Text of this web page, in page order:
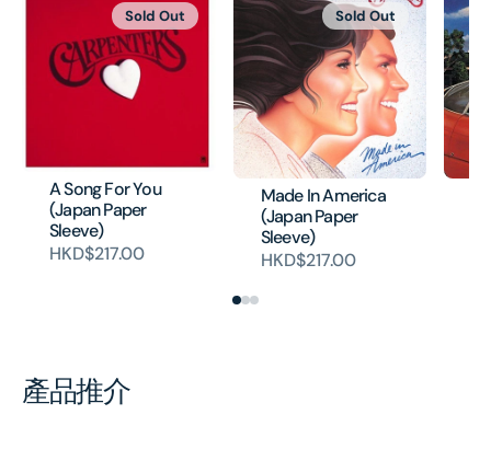
A Song For You
(Japan Paper
Sleeve)
HKD$217.00
Sold Out
Made In America
(Japan Paper
Sleeve)
HKD$217.00
Sold Out
產品推介